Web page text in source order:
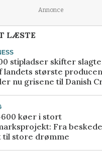
Annonce
LÆSTE
stipladser skifter
landets største
nu grisene til Danish
køer i stort
Fra
til store drømme